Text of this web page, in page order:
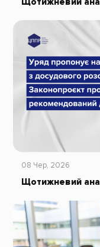
08 Чер, 2026
Щотижневий